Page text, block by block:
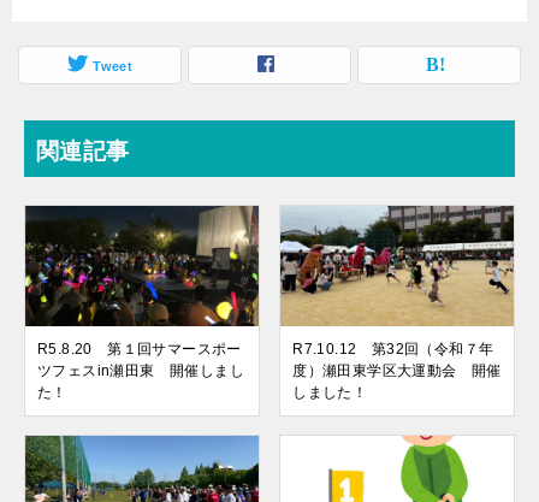
Tweet
関連記事
R5.8.20 第１回サマースポー
ツフェスin瀬田東 開催しまし
た！
R7.10.12 第32回（令和７年
度）瀬田東学区大運動会 開催
しました！